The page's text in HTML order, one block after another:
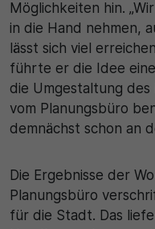
Möglichkeiten hin.
in die Hand nehmen,
lässt sich viel
führte er die Idee
die Umgestaltung
vom Planungsbüro
demnächst schon an
Die Ergebnisse der
Planungsbüro
für die Stadt. Das